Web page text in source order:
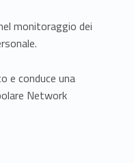
monitoraggio dei
e conduce una
Network